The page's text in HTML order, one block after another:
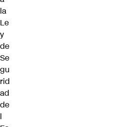
la
Le
y
de
Se
gu
rid
ad
de
l